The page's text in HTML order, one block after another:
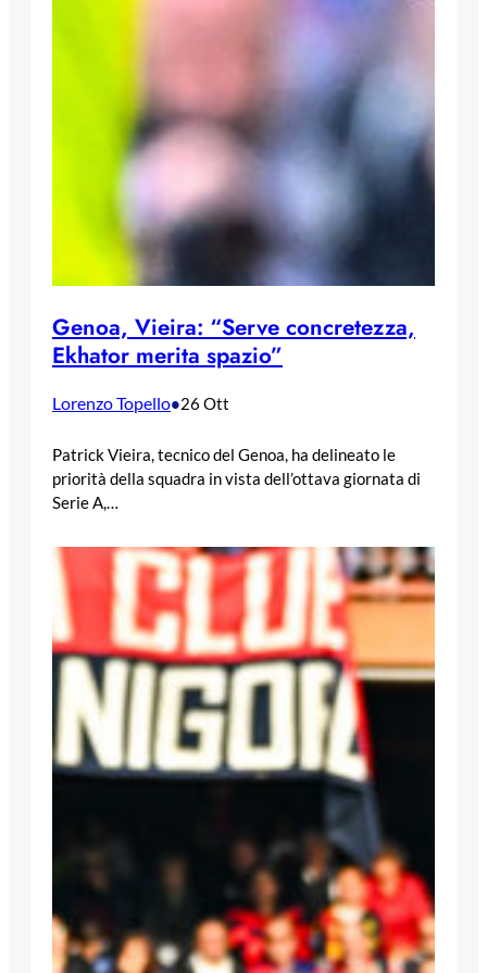
Genoa, Vieira: “Serve concretezza,
Ekhator merita spazio”
Lorenzo Topello•26 Ott
Patrick Vieira, tecnico del Genoa, ha delineato le
priorità della squadra in vista dell’ottava giornata di
Serie A,…